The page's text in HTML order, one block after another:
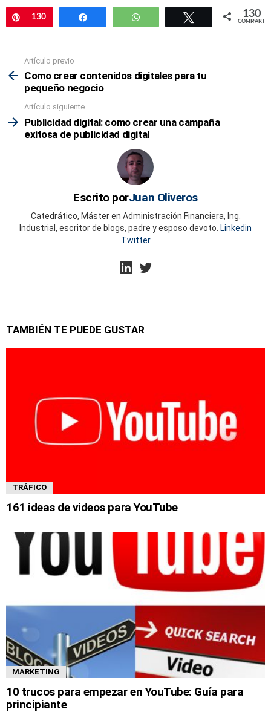
Pin
130 Compartir WhatsApp Twittear 130
COMPARTIR
más
Artículo previo
Como crear contenidos digitales para tu
pequeño negocio
Artículo siguiente
Publicidad digital: como crear una campaña
exitosa de publicidad digital
Escrito porJuan Oliveros
Catedrático, Máster en Administración Financiera, Ing.
Industrial, escritor de blogs, padre y esposo devoto. Linkedin
Twitter
linkedin
TAMBIÉN TE PUEDE GUSTAR
TRÁFICO
161 ideas de videos para YouTube
MARKETING
10 trucos para empezar en YouTube: Guía para
principiante